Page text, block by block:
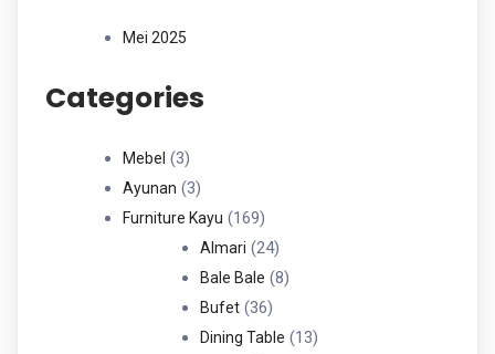
Mei 2025
Categories
Mebel 33
Produk
Ayunan 33
Produk
Furniture Kayu 169169
Produk
Almari 2424
Produk
Bale Bale 88
Bufet 3636
Produk
Dining Table 1313